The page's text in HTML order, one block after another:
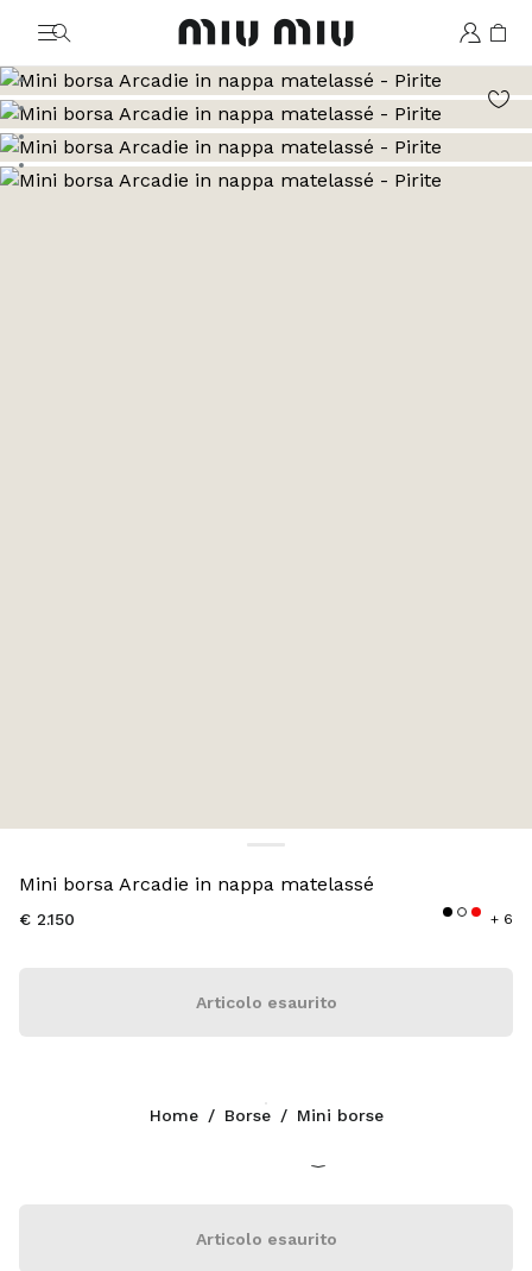
MiuMiu logo
Vai all'immagine 1
Vai all'immagine 2
Vai all'immagine 3
Vai all'immagine 4
Vai all'immagine 5
Mini borsa Arcadie in nappa matelassé
€ 2.150 + 6
Articolo esaurito
Articolo esaurito
Home / Borse / Mini borse